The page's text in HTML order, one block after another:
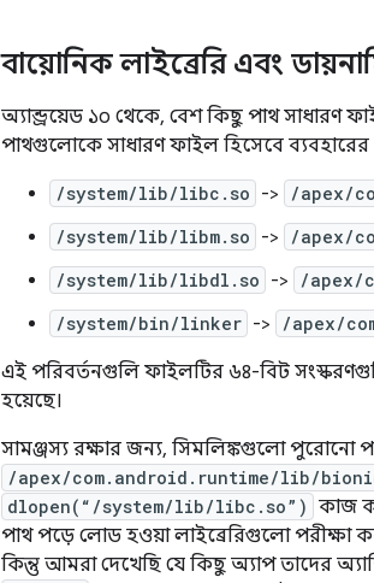
বায়োনিক লাইব্রেরি এবং
অ্যান্ড্রয়েড ১০ থেকে, বেশ কিছু পাথ সাধারণ
পাথগুলোকে সাধারণ ফাইল হিসেবে
/system/lib/libc.so ->
/apex/
/system/lib/libm.so ->
/apex/
/system/lib/libdl.so ->
/apex/
/system/bin/linker -> /apex/
এই পরিবর্তনগুলি ফাইলটির ৬৪-বিট
হয়েছে।
সামঞ্জস্য রক্ষার জন্য, সিমলিঙ্কগুলো পুরোনো
/apex/com.android.runtime/lib/
dlopen(“/system/lib/libc.so”) কাজ
পাথ পড়ে লোড হওয়া লাইব্রেরিগুলো পরীক্ষা
কিন্তু আমরা দেখেছি যে কিছু অ্যাপ তাদের